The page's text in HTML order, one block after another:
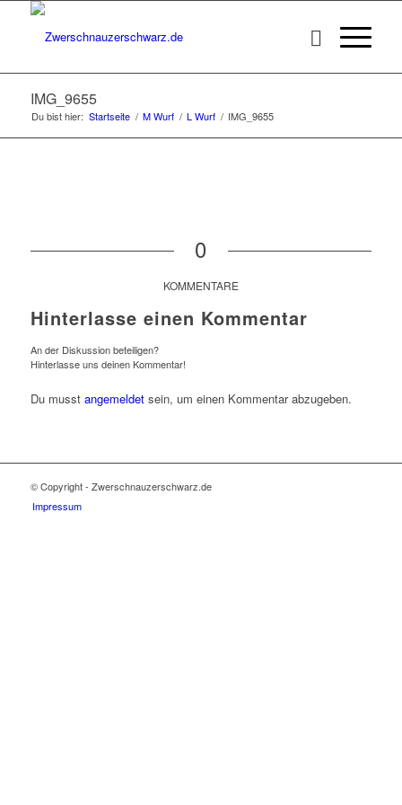
IMG_9655
Du bist hier: Startseite / M Wurf / L Wurf / IMG_9655
0
KOMMENTARE
Hinterlasse einen Kommentar
An der Diskussion beteiligen?
Hinterlasse uns deinen Kommentar!
Du musst angemeldetsein, um einen Kommentar abzugeben.
© Copyright - Zwerschnauzerschwarz.de
Impressum